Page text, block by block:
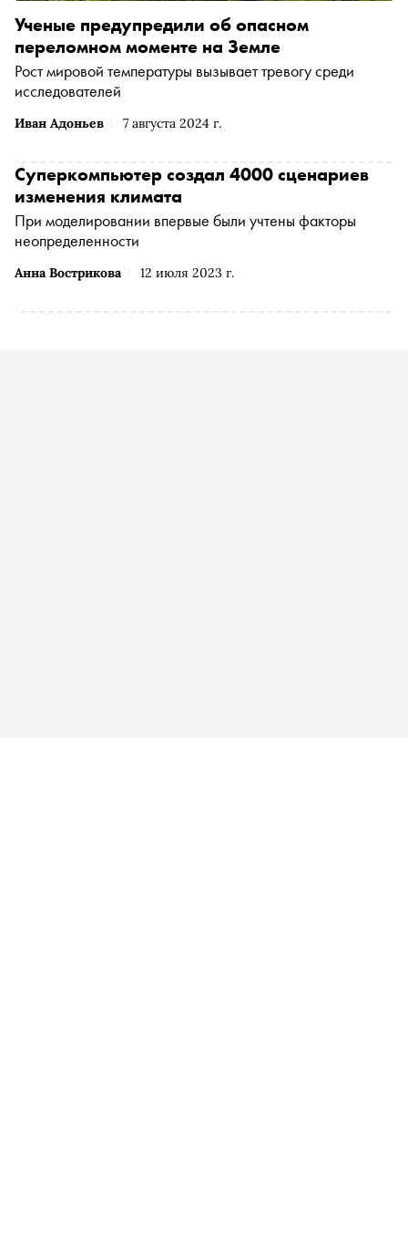
Иван Адоньев 7 августа 2024 г.
Ученые предупредили об опасном
переломном моменте на Земле
Рост мировой температуры вызывает тревогу среди
исследователей
Анна Вострикова 12 июля 2023 г.
Суперкомпьютер создал 4000 сценариев
изменения климата
При моделировании впервые были учтены факторы
неопределенности